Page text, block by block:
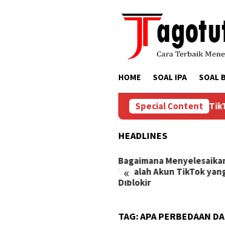
HOME SOAL IPA SOAL
Special Content
Bagaimana Menyelesaikan Masalah Akun
HEADLINES
«
Bagaimana
Masalah Akun TikTok
Diblokir
TAG:APA PERBEDAAN